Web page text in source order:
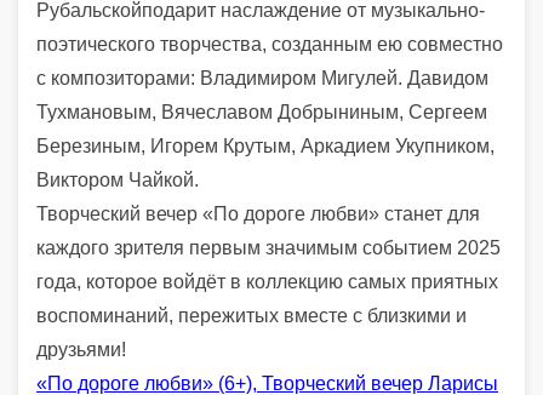
Рубальскойподарит наслаждение от музыкально-
поэтического творчества, созданным ею совместно
с композиторами: Владимиром Мигулей. Давидом
Тухмановым, Вячеславом Добрыниным, Сергеем
Березиным, Игорем Крутым, Аркадием Укупником,
Виктором Чайкой.
Творческий вечер «По дороге любви» станет для
каждого зрителя первым значимым событием 2025
года, которое войдёт в коллекцию самых приятных
воспоминаний, пережитых вместе с близкими и
друзьями!
«По дороге любви» (6+), Творческий вечер Ларисы